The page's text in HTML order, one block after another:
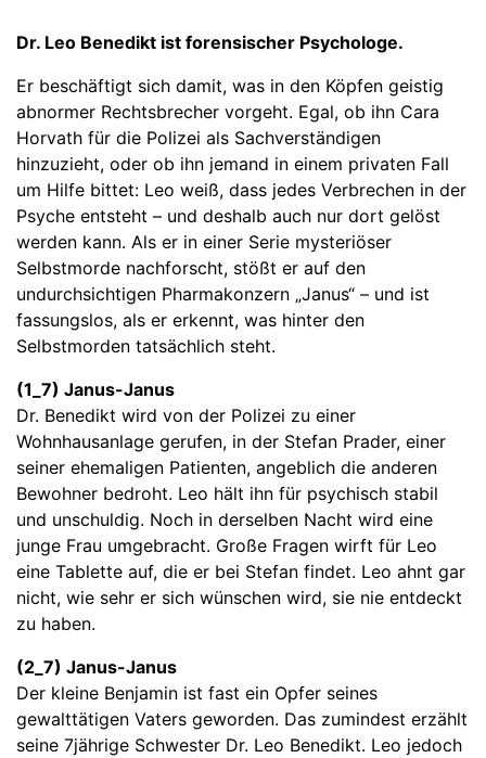
Dr. Leo Benedikt ist forensischer Psychologe.
Er beschäftigt sich damit, was in den Köpfen geistig
abnormer Rechtsbrecher vorgeht. Egal, ob ihn Cara
Horvath für die Polizei als Sachverständigen
hinzuzieht, oder ob ihn jemand in einem privaten Fall
um Hilfe bittet: Leo weiß, dass jedes Verbrechen in der
Psyche entsteht – und deshalb auch nur dort gelöst
werden kann. Als er in einer Serie mysteriöser
Selbstmorde nachforscht, stößt er auf den
undurchsichtigen Pharmakonzern „Janus“ – und ist
fassungslos, als er erkennt, was hinter den
Selbstmorden tatsächlich steht.
(1_7) Janus-Janus
Dr. Benedikt wird von der Polizei zu einer
Wohnhausanlage gerufen, in der Stefan Prader, einer
seiner ehemaligen Patienten, angeblich die anderen
Bewohner bedroht. Leo hält ihn für psychisch stabil
und unschuldig. Noch in derselben Nacht wird eine
junge Frau umgebracht. Große Fragen wirft für Leo
eine Tablette auf, die er bei Stefan findet. Leo ahnt gar
nicht, wie sehr er sich wünschen wird, sie nie entdeckt
zu haben.
(2_7) Janus-Janus
Der kleine Benjamin ist fast ein Opfer seines
gewalttätigen Vaters geworden. Das zumindest erzählt
seine 7jährige Schwester Dr. Leo Benedikt. Leo jedoch